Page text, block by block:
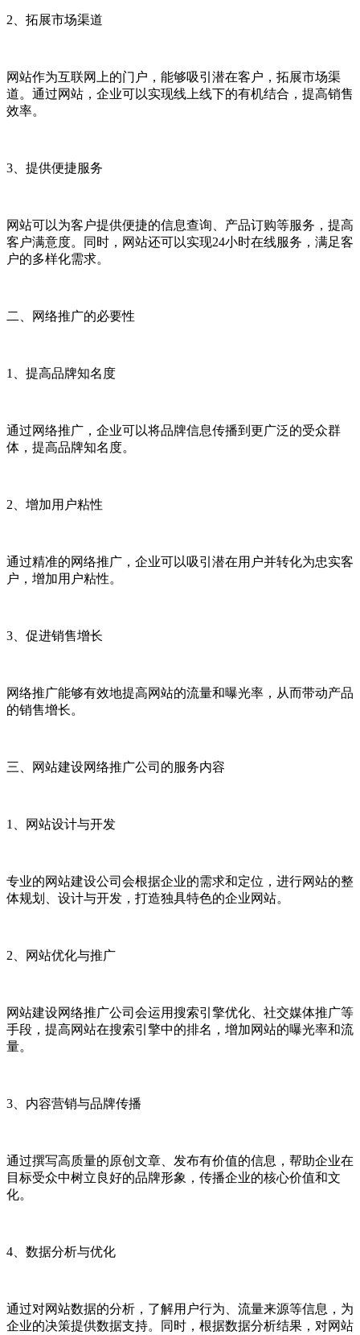
2、拓展市场渠道
网站作为互联网上的门户，能够吸引潜在客户，拓展市场渠
道。通过网站，企业可以实现线上线下的有机结合，提高销售
效率。
3、提供便捷服务
网站可以为客户提供便捷的信息查询、产品订购等服务，提高
客户满意度。同时，网站还可以实现24小时在线服务，满足客
户的多样化需求。
二、网络推广的必要性
1、提高品牌知名度
通过网络推广，企业可以将品牌信息传播到更广泛的受众群
体，提高品牌知名度。
2、增加用户粘性
通过精准的网络推广，企业可以吸引潜在用户并转化为忠实客
户，增加用户粘性。
3、促进销售增长
网络推广能够有效地提高网站的流量和曝光率，从而带动产品
的销售增长。
三、网站建设网络推广公司的服务内容
1、网站设计与开发
专业的网站建设公司会根据企业的需求和定位，进行网站的整
体规划、设计与开发，打造独具特色的企业网站。
2、网站优化与推广
网站建设网络推广公司会运用搜索引擎优化、社交媒体推广等
手段，提高网站在搜索引擎中的排名，增加网站的曝光率和流
量。
3、内容营销与品牌传播
通过撰写高质量的原创文章、发布有价值的信息，帮助企业在
目标受众中树立良好的品牌形象，传播企业的核心价值和文
化。
4、数据分析与优化
通过对网站数据的分析，了解用户行为、流量来源等信息，为
企业的决策提供数据支持。同时，根据数据分析结果，对网站